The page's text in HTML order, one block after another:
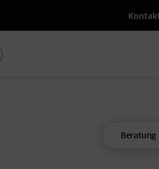
mit Suchwort {searchTerm}
Beratung